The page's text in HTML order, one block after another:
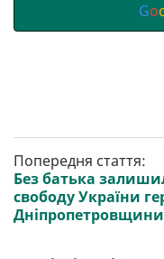
Go
Попередня стаття:
Без батька
свободу України
Дніпропетровщини